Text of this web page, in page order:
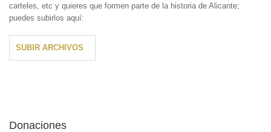
carteles, etc y quieres que formen parte de la historia de Alicante;
puedes subirlos aquí:
SUBIR ARCHIVOS
Donaciones